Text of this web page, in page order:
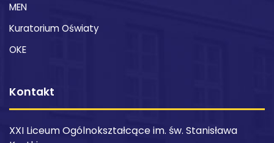
MEN
Kuratorium Oświaty
OKE
Kontakt
XXI Liceum Ogólnokształcące im. św. Stanisława